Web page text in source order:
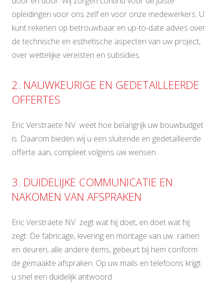
opleidingen voor ons zelf en voor onze medewerkers. U
kunt rekenen op betrouwbaar en up-to-date advies over
de technische en esthetische aspecten van uw project,
over wettelijke vereisten en subsidies.
2. NAUWKEURIGE EN GEDETAILLEERDE
OFFERTES
Eric Verstraete NV weet hoe belangrijk uw bouwbudget
is. Daarom bieden wij u een sluitende en gedetailleerde
offerte aan, compleet volgens uw wensen.
3. DUIDELIJKE COMMUNICATIE EN
NAKOMEN VAN AFSPRAKEN
Eric Verstraete NV zegt wat hij doet, en doet wat hij
zegt. De fabricage, levering en montage van uw ramen
en deuren, alle andere items, gebeurt bij hem conform
de gemaakte afspraken. Op uw mails en telefoons krijgt
u snel een duidelijk antwoord.